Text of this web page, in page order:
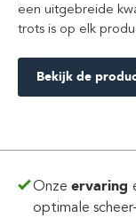
een uitgebreide
trots is op elk
Bekijk de
Onzeervaring
optimale